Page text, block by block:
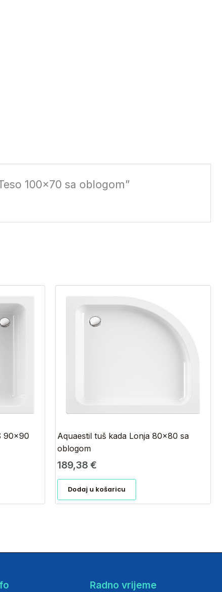
100×70 sa oblogom”
90×90
Aquaestil tuš kada Lonja 80×80 sa
oblogom
189,38€
Dodaj u košaricu
Radno vrijeme